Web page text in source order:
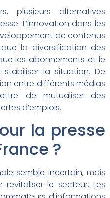
plusieurs alternatives
L’innovation dans les
de contenus
la diversification des
les abonnements et le
la situation. De
entre différents médias
de mutualiser des
d’emplois.
la presse
?
semble incertain, mais
le secteur. Les